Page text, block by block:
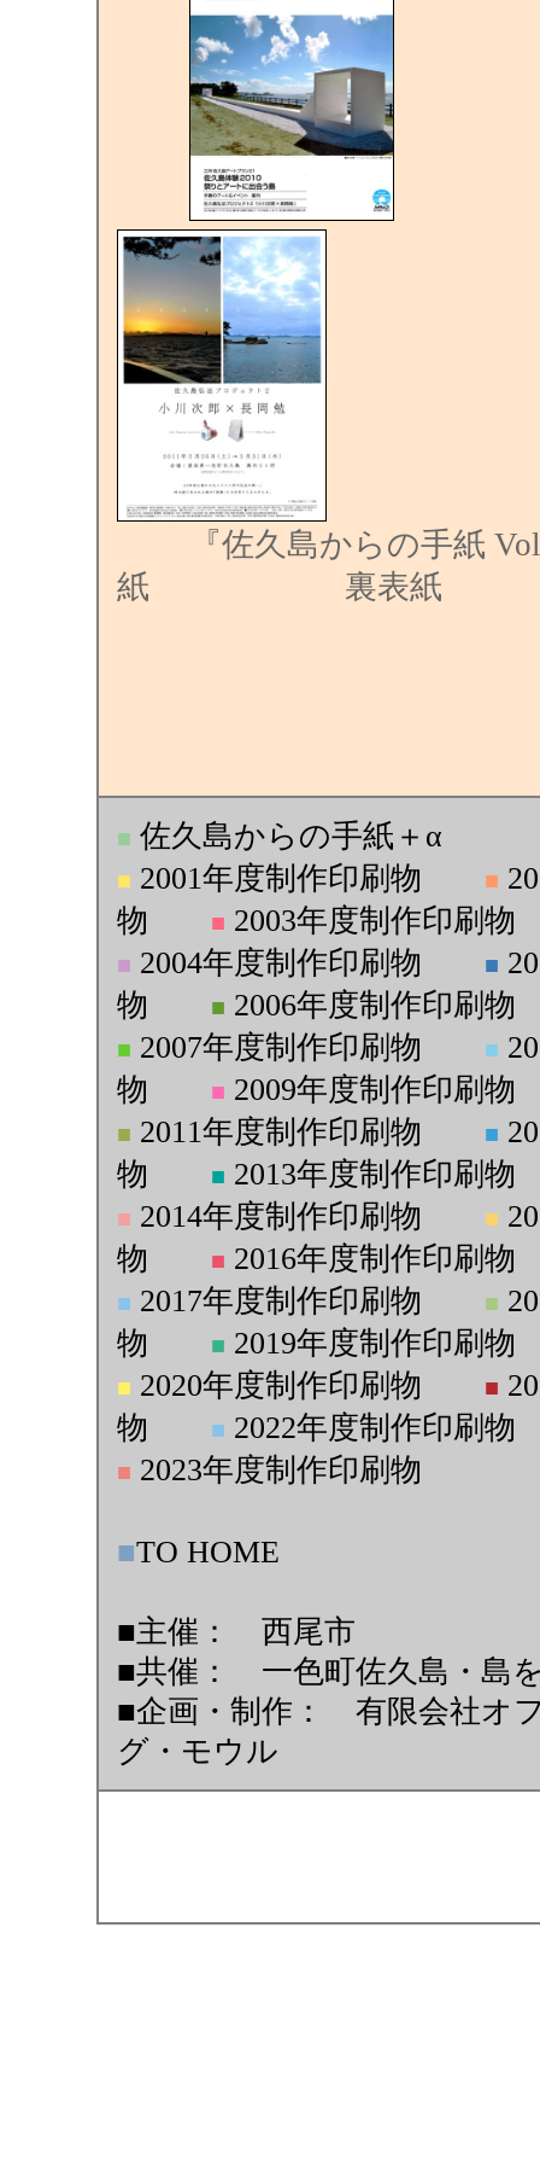
『佐久島からの手紙
紙 裏表紙
■ 佐久島からの手紙＋α
■ 2001年度制作印刷物 ■
物
■ 2003年度制作印刷物
■ 2004年度制作印刷物 ■
物
■ 2006年度制作印刷物
■ 2007年度制作印刷物 ■
物
■ 2009年度制作印刷物
■ 2011年度制作印刷物 ■
物
■ 2013年度制作印刷物
■ 2014年度制作印刷物 ■
物
■ 2016年度制作印刷物
■ 2017年度制作印刷物 ■
物
■ 2019年度制作印刷物
■ 2020年度制作印刷物 ■
物
■ 2022年度制作印刷物
■ 2023年度制作印刷物
■TO HOME
■主催： 西尾市
■共催： 一色町佐久島・島
■企画・制作： 有限会社オ
グ・モウル